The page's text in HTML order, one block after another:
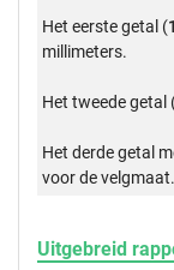
Het eerste getal (
millimeters.
Het tweede getal
Het derde getal
voor de
Uitgebreid